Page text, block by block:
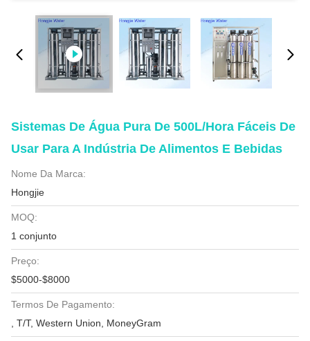
Sistemas De Água Pura De 500L/Hora Fáceis De
Usar Para A Indústria De Alimentos E Bebidas
Nome Da Marca:
Hongjie
MOQ:
1 conjunto
Preço:
$5000-$8000
Termos De Pagamento:
, T/T, Western Union, MoneyGram